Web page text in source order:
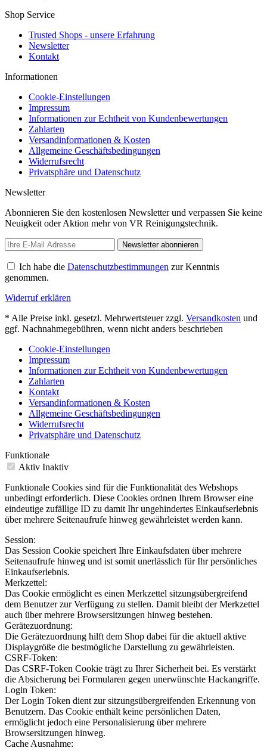
Shop Service
Trusted Shops - unsere Erfahrung
Newsletter
Kontakt
Informationen
Cookie-Einstellungen
Impressum
Informationen zur Echtheit von Kundenbewertungen
Zahlarten
Versandinformationen & Kosten
Allgemeine Geschäftsbedingungen
Widerrufsrecht
Privatsphäre und Datenschutz
Newsletter
Abonnieren Sie den kostenlosen Newsletter und verpassen Sie keine
Neuigkeit oder Aktion mehr von VR Reinigungstechnik.
Newsletter abonnieren
Ich habe die Datenschutzbestimmungen zur Kenntnis
genommen.
Widerruf erklären
* Alle Preise inkl. gesetzl. Mehrwertsteuer zzgl. Versandkosten und
ggf. Nachnahmegebühren, wenn nicht anders beschrieben
Cookie-Einstellungen
Impressum
Informationen zur Echtheit von Kundenbewertungen
Zahlarten
Kontakt
Versandinformationen & Kosten
Allgemeine Geschäftsbedingungen
Widerrufsrecht
Privatsphäre und Datenschutz
Funktionale
Aktiv Inaktiv
Funktionale Cookies sind für die Funktionalität des Webshops
unbedingt erforderlich. Diese Cookies ordnen Ihrem Browser eine
eindeutige zufällige ID zu damit Ihr ungehindertes Einkaufserlebnis
über mehrere Seitenaufrufe hinweg gewährleistet werden kann.
Session:
Das Session Cookie speichert Ihre Einkaufsdaten über mehrere
Seitenaufrufe hinweg und ist somit unerlässlich für Ihr persönliches
Einkaufserlebnis.
Merkzettel:
Das Cookie ermöglicht es einen Merkzettel sitzungsübergreifend
dem Benutzer zur Verfügung zu stellen. Damit bleibt der Merkzettel
auch über mehrere Browsersitzungen hinweg bestehen.
Gerätezuordnung:
Die Gerätezuordnung hilft dem Shop dabei für die aktuell aktive
Displaygröße die bestmögliche Darstellung zu gewährleisten.
CSRF-Token:
Das CSRF-Token Cookie trägt zu Ihrer Sicherheit bei. Es verstärkt
die Absicherung bei Formularen gegen unerwünschte Hackangriffe.
Login Token:
Der Login Token dient zur sitzungsübergreifenden Erkennung von
Benutzern. Das Cookie enthält keine persönlichen Daten,
ermöglicht jedoch eine Personalisierung über mehrere
Browsersitzungen hinweg.
Cache Ausnahme: